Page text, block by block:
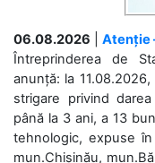
06.08.2026
Atenție
Întreprinderea de
anunță: la
strigare privind
până la 3 ani, a 13
tehnologic, expuse
mun.Chișinău,